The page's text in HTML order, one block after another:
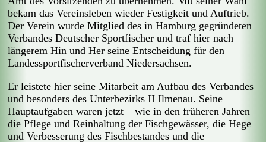
bekam das Vereinsleben wieder Festigkeit und Auftrieb.
Der Verein wurde Mitglied des in Hamburg gegründeten
Verbandes Deutscher Sportfischer und traf hier nach
längerem Hin und Her seine Entscheidung für den
Landessportfischerverband Niedersachsen.
Er leistete hier seine Mitarbeit am Aufbau des Verbandes
und besonders des Unterbezirks II Ilmenau. Seine
Hauptaufgaben waren jetzt – wie in den früheren Jahren –
die Pflege und Reinhaltung der Fischgewässer, die Hege
und Verbesserung des Fischbestandes und die